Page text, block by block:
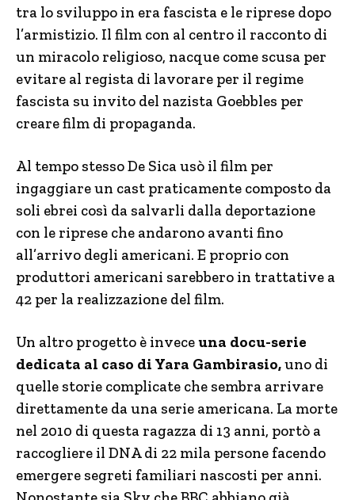
tra lo sviluppo in era fascista e le riprese dopo
l’armistizio. Il film con al centro il racconto di
un miracolo religioso, nacque come scusa per
evitare al regista di lavorare per il regime
fascista su invito del nazista Goebbles per
creare film di propaganda.
Al tempo stesso De Sica usò il film per
ingaggiare un cast praticamente composto da
soli ebrei così da salvarli dalla deportazione
con le riprese che andarono avanti fino
all’arrivo degli americani. E proprio con
produttori americani sarebbero in trattative a
42 per la realizzazione del film.
Un altro progetto è inveceuna docu-serie
dedicata al caso di Yara Gambirasio,uno di
quelle storie complicate che sembra arrivare
direttamente da una serie americana. La morte
nel 2010 di questa ragazza di 13 anni, portò a
raccogliere il DNA di 22 mila persone facendo
emergere segreti familiari nascosti per anni.